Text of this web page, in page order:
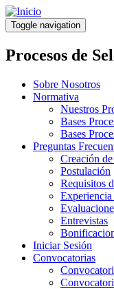
Pasar
al
contenido
principal
Toggle navigation
Procesos de
Sobre Nosotros
Normativa
Nuestros
Bases
Bases
Preguntas
Creación
Postulación
Requisitos
Entrevistas
Iniciar Sesión
Convocatorias